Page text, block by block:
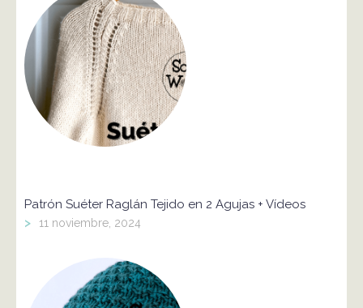
Patrón Suéter Raglán Tejido en 2 Agujas + Vídeos
> 11 noviembre, 2024